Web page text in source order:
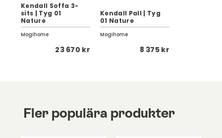
Kendall Soffa 3-
sits | Tyg 01
Nature
Mogihome
23 670 kr
Kendall Pall | Tyg
01 Nature
Mogihome
8 375 kr
Fler populära produkter